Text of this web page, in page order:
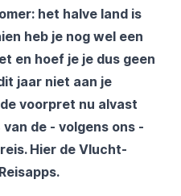
het halve land is
heb je nog wel een
en hoef je je dus geen
jaar niet aan je
voorpret nu alvast
de - volgens ons -
Hier de Vlucht-